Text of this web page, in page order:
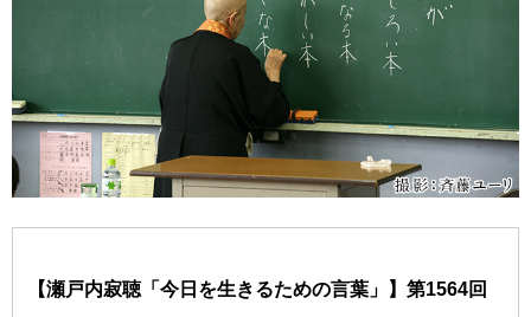
【瀬戸内寂聴「今日を生きるための言葉」】第1564回